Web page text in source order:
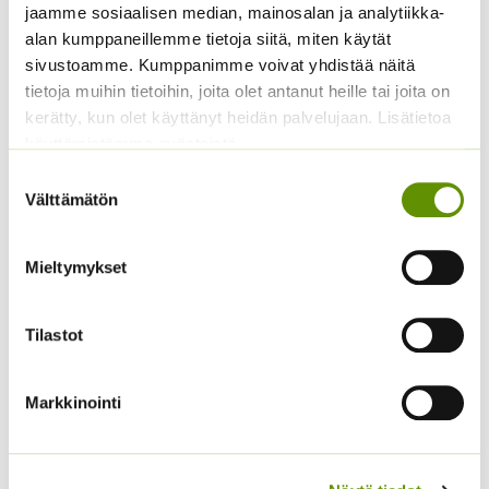
jaamme sosiaalisen median, mainosalan ja analytiikka-
alan kumppaneillemme tietoja siitä, miten käytät
sivustoamme. Kumppanimme voivat yhdistää näitä
tietoja muihin tietoihin, joita olet antanut heille tai joita on
kerätty, kun olet käyttänyt heidän palvelujaan. Lisätietoa
valinta
Välttämätön
Mieltymykset
Tilastot
Markkinointi
Sisältää arvonlisäveron